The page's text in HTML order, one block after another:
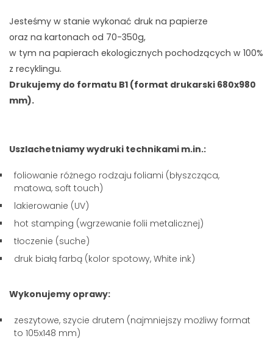
Jesteśmy w stanie wykonać druk na papierze
oraz na kartonach od 70-350g,
w tym na papierach ekologicznych pochodzących w 100%
z recyklingu.
Drukujemy do formatu B1 (format drukarski 680x980
mm).
Uszlachetniamy wydruki technikami m.in.:
foliowanie różnego rodzaju foliami (błyszcząca,
matowa, soft touch)
lakierowanie (UV)
hot stamping (wgrzewanie folii metalicznej)
tłoczenie (suche)
druk białą farbą (kolor spotowy, White ink)
Wykonujemy oprawy:
zeszytowe, szycie drutem (najmniejszy możliwy format
to 105x148 mm)